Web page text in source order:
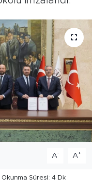
A- A+
Okunma Süresi: 4 Dk